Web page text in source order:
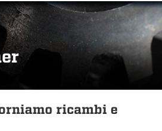
ricambi e